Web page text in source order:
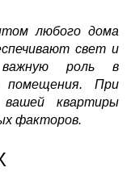
любого дома
свет и
роль в
помещения. При
квартиры
факторов.